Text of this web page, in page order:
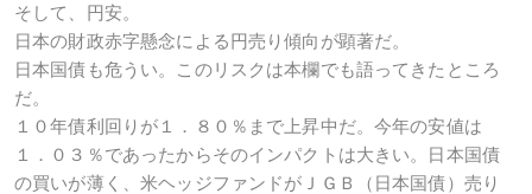
そして、円安。
日本の財政赤字懸念による円売り傾向が顕著だ。
日本国債も危うい。このリスクは本欄でも語ってきたところ
だ。
１０年債利回りが１．８０％まで上昇中だ。今年の安値は
１．０３％であったからそのインパクトは大きい。日本国債
の買いが薄く、米ヘッジファンドがＪＧＢ（日本国債）売り